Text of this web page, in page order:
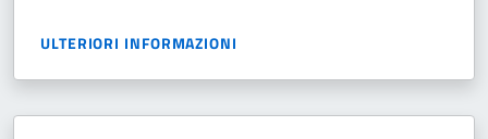
ULTERIORI INFORMAZIONI